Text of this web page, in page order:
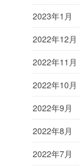
2023年1月
2022年12月
2022年11月
2022年10月
2022年9月
2022年8月
2022年7月